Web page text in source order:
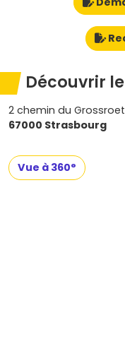
Découvrir
2 chemin du
67000 Strasbourg
Vue à 360°